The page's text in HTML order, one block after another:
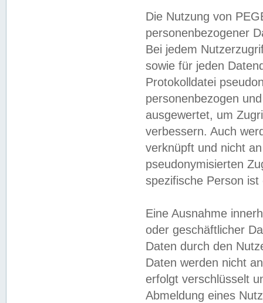
Die Nutzung von
personenbezogener
Bei jedem
sowie für jeden
Protokolldatei
personenbezogen
ausgewertet, um
verbessern. Auch
verknüpft und nicht
pseudonymisierten
spezifische Person
Eine Ausnahme
oder geschäftlicher
Daten durch den
Daten werden nicht
erfolgt verschlüsselt
Abmeldung eines